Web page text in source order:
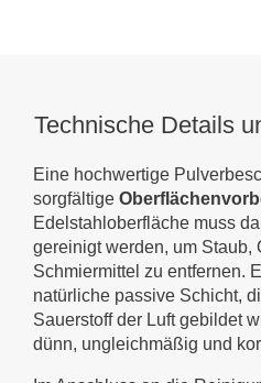
Technische Details
Eine hochwertige
sorgfältige
Edelstahloberfläche muss
gereinigt werden, um Staub,
Schmiermittel zu entfernen.
natürliche passive Schicht,
Sauerstoff der Luft gebildet
dünn, ungleichmäßig und